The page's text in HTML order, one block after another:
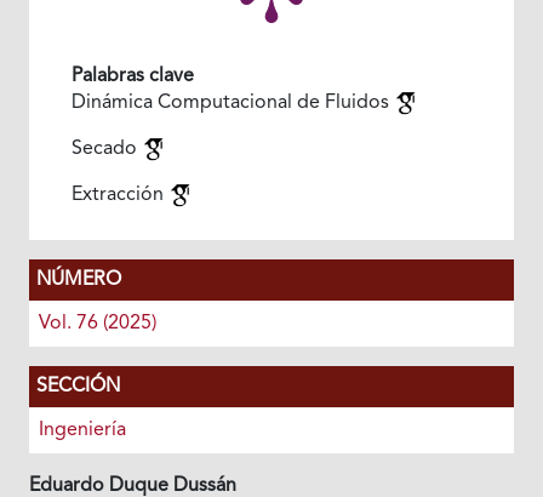
Palabras clave
Dinámica Computacional de Fluidos
Secado
Extracción
NÚMERO
Vol. 76 (2025)
SECCIÓN
Ingeniería
Eduardo Duque Dussán